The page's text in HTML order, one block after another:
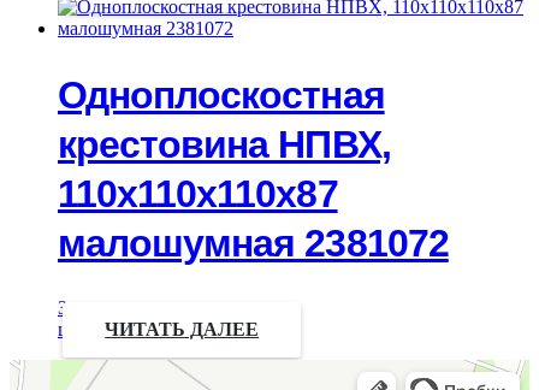
Одноплоскостная
крестовина НПВХ,
110х110х110х87
малошумная 2381072
Запрос
цены
ЧИТАТЬ ДАЛЕЕ